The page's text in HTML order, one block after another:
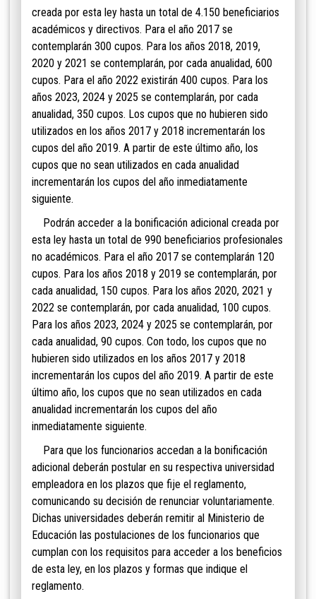
creada por esta ley hasta un total de 4.150 beneficiarios
académicos y directivos. Para el año 2017 se
contemplarán 300 cupos. Para los años 2018, 2019,
2020 y 2021 se contemplarán, por cada anualidad, 600
cupos. Para el año 2022 existirán 400 cupos. Para los
años 2023, 2024 y 2025 se contemplarán, por cada
anualidad, 350 cupos. Los cupos que no hubieren sido
utilizados en los años 2017 y 2018 incrementarán los
cupos del año 2019. A partir de este último año, los
cupos que no sean utilizados en cada anualidad
incrementarán los cupos del año inmediatamente
siguiente.
Podrán acceder a la bonificación adicional creada por
esta ley hasta un total de 990 beneficiarios profesionales
no académicos. Para el año 2017 se contemplarán 120
cupos. Para los años 2018 y 2019 se contemplarán, por
cada anualidad, 150 cupos. Para los años 2020, 2021 y
2022 se contemplarán, por cada anualidad, 100 cupos.
Para los años 2023, 2024 y 2025 se contemplarán, por
cada anualidad, 90 cupos. Con todo, los cupos que no
hubieren sido utilizados en los años 2017 y 2018
incrementarán los cupos del año 2019. A partir de este
último año, los cupos que no sean utilizados en cada
anualidad incrementarán los cupos del año
inmediatamente siguiente.
Para que los funcionarios accedan a la bonificación
adicional deberán postular en su respectiva universidad
empleadora en los plazos que fije el reglamento,
comunicando su decisión de renunciar voluntariamente.
Dichas universidades deberán remitir al Ministerio de
Educación las postulaciones de los funcionarios que
cumplan con los requisitos para acceder a los beneficios
de esta ley, en los plazos y formas que indique el
reglamento.